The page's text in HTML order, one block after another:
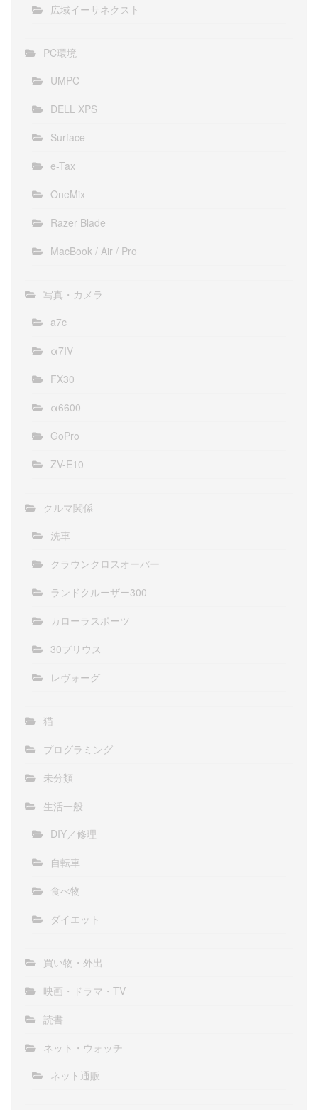
広域イーサネクスト
PC環境
UMPC
DELL XPS
Surface
e-Tax
OneMix
Razer Blade
MacBook / Air / Pro
写真・カメラ
a7c
α7IV
FX30
α6600
GoPro
ZV-E10
クルマ関係
洗車
クラウンクロスオーバー
ランドクルーザー300
カローラスポーツ
30プリウス
レヴォーグ
猫
プログラミング
未分類
生活一般
DIY／修理
自転車
食べ物
ダイエット
買い物・外出
映画・ドラマ・TV
読書
ネット・ウォッチ
ネット通販